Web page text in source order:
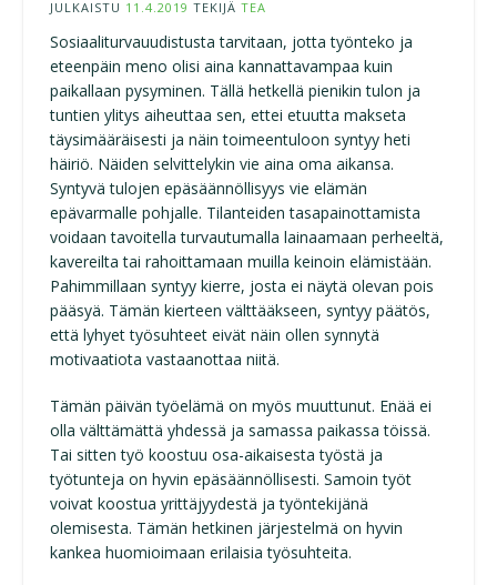
JULKAISTU 11.4.2019 TEKIJÄ TEA
Sosiaaliturvauudistusta tarvitaan, jotta työnteko ja
eteenpäin meno olisi aina kannattavampaa kuin
paikallaan pysyminen. Tällä hetkellä pienikin tulon ja
tuntien ylitys aiheuttaa sen, ettei etuutta makseta
täysimääräisesti ja näin toimeentuloon syntyy heti
häiriö. Näiden selvittelykin vie aina oma aikansa.
Syntyvä tulojen epäsäännöllisyys vie elämän
epävarmalle pohjalle. Tilanteiden tasapainottamista
voidaan tavoitella turvautumalla lainaamaan perheeltä,
kavereilta tai rahoittamaan muilla keinoin elämistään.
Pahimmillaan syntyy kierre, josta ei näytä olevan pois
pääsyä. Tämän kierteen välttääkseen, syntyy päätös,
että lyhyet työsuhteet eivät näin ollen synnytä
motivaatiota vastaanottaa niitä.
Tämän päivän työelämä on myös muuttunut. Enää ei
olla välttämättä yhdessä ja samassa paikassa töissä.
Tai sitten työ koostuu osa-aikaisesta työstä ja
työtunteja on hyvin epäsäännöllisesti. Samoin työt
voivat koostua yrittäjyydestä ja työntekijänä
olemisesta. Tämän hetkinen järjestelmä on hyvin
kankea huomioimaan erilaisia työsuhteita.